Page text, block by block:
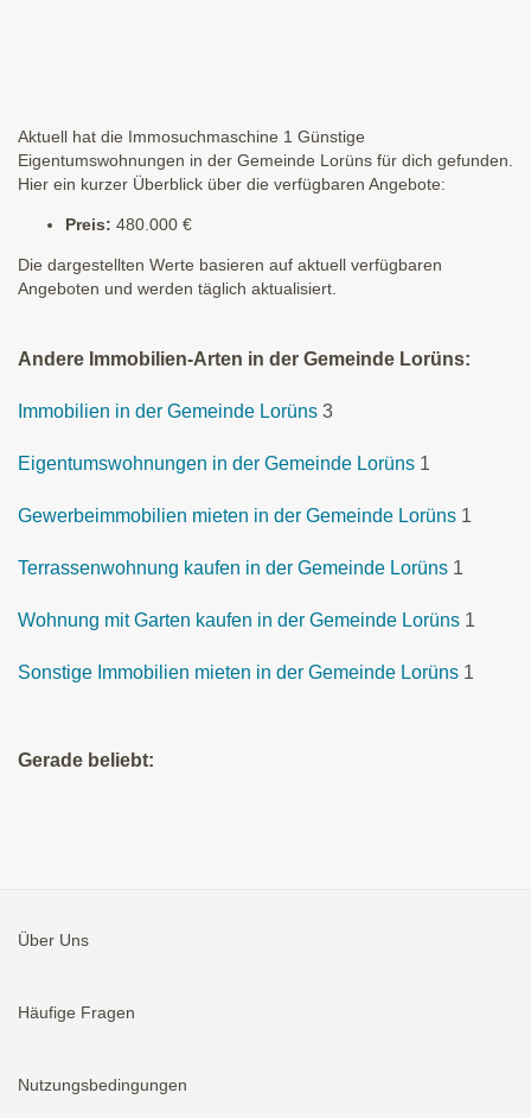
Aktuell hat die Immosuchmaschine 1 Günstige
Eigentumswohnungen in der Gemeinde Lorüns für dich gefunden.
Hier ein kurzer Überblick über die verfügbaren Angebote:
Preis: 480.000 €
Die dargestellten Werte basieren auf aktuell verfügbaren
Angeboten und werden täglich aktualisiert.
Andere Immobilien-Arten in der Gemeinde Lorüns:
Immobilien in der Gemeinde Lorüns 3
Eigentumswohnungen in der Gemeinde Lorüns 1
Gewerbeimmobilien mieten in der Gemeinde Lorüns 1
Terrassenwohnung kaufen in der Gemeinde Lorüns 1
Wohnung mit Garten kaufen in der Gemeinde Lorüns 1
Sonstige Immobilien mieten in der Gemeinde Lorüns 1
Gerade beliebt:
Über Uns
Häufige Fragen
Nutzungsbedingungen